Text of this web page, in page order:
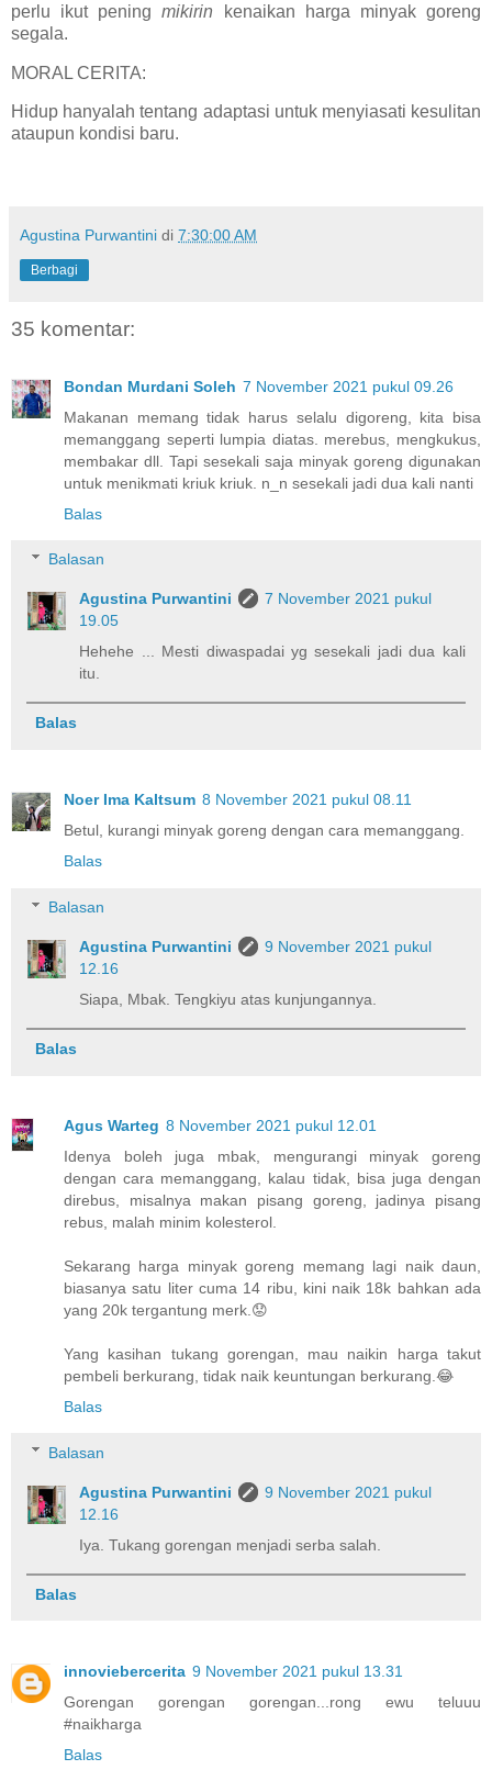
perlu ikut peningmikirin kenaikan harga minyak goreng
segala.
MORAL CERITA:
Hidup hanyalah tentang adaptasi untuk menyiasati kesulitan
ataupun kondisi baru.
Agustina Purwantini di 7:30:00 AM
Berbagi
35 komentar:
Bondan Murdani Soleh 7 November 2021 pukul 09.26
Makanan memang tidak harus selalu digoreng, kita bisa
memanggang seperti lumpia diatas. merebus, mengkukus,
membakar dll. Tapi sesekali saja minyak goreng digunakan
untuk menikmati kriuk kriuk. n_n sesekali jadi dua kali nanti
Balas
Balasan
Agustina Purwantini
7 November 2021 pukul
19.05
Hehehe ... Mesti diwaspadai yg sesekali jadi dua kali
itu.
Balas
Noer Ima Kaltsum 8 November 2021 pukul 08.11
Betul, kurangi minyak goreng dengan cara memanggang.
Balas
Balasan
Agustina Purwantini
9 November 2021 pukul
12.16
Siapa, Mbak. Tengkiyu atas kunjungannya.
Balas
Agus Warteg 8 November 2021 pukul 12.01
Idenya boleh juga mbak, mengurangi minyak goreng
dengan cara memanggang, kalau tidak, bisa juga dengan
direbus, misalnya makan pisang goreng, jadinya pisang
rebus, malah minim kolesterol.
Sekarang harga minyak goreng memang lagi naik daun,
biasanya satu liter cuma 14 ribu, kini naik 18k bahkan ada
yang 20k tergantung merk.😟
Yang kasihan tukang gorengan, mau naikin harga takut
pembeli berkurang, tidak naik keuntungan berkurang.😂
Balas
Balasan
Agustina Purwantini
9 November 2021 pukul
12.16
Iya. Tukang gorengan menjadi serba salah.
Balas
innoviebercerita 9 November 2021 pukul 13.31
Gorengan gorengan gorengan...rong ewu teluuu
#naikharga
Balas